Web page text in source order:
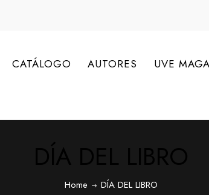
CATÁLOGO AUTORES UVE
Home DÍA DEL LIBRO